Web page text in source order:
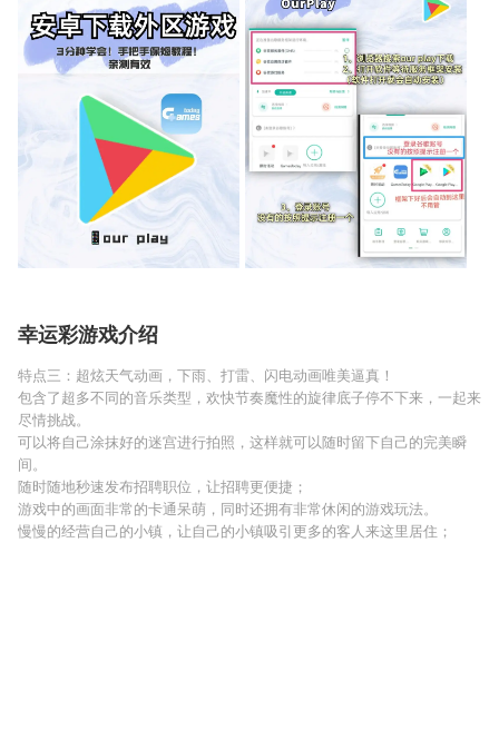
幸运彩游戏介绍
特点三：超炫天气动画，下雨、打雷、闪电动画唯美逼真！
包含了超多不同的音乐类型，欢快节奏魔性的旋律底子停不下来，一起来
尽情挑战。
可以将自己涂抹好的迷宫进行拍照，这样就可以随时留下自己的完美瞬
间。
随时随地秒速发布招聘职位，让招聘更便捷；
游戏中的画面非常的卡通呆萌，同时还拥有非常休闲的游戏玩法。
慢慢的经营自己的小镇，让自己的小镇吸引更多的客人来这里居住；